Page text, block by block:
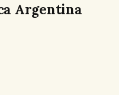
Argentina